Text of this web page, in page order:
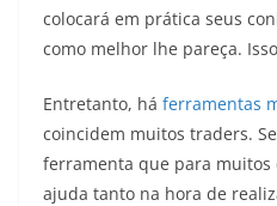
colocará em prática seus
como melhor lhe pareça.
Entretanto, há ferramentas
coincidem muitos traders.
ferramenta que para
ajuda tanto na hora de